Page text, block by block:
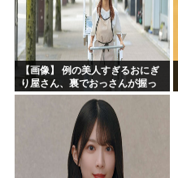
【画像】 例の美人すぎるおにぎ
り屋さん、裏でおっさんが握っ
ていたｗｗｗｗｗｗｗｗｗｗｗ